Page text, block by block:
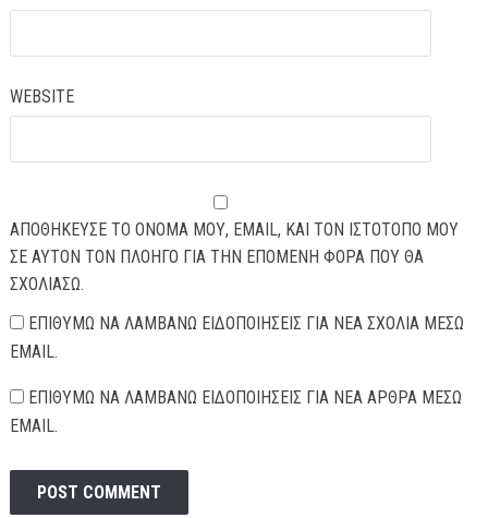
WEBSITE
ΑΠΟΘΉΚΕΥΣΕ ΤΟ ΌΝΟΜΆ ΜΟΥ, EMAIL, ΚΑΙ ΤΟΝ ΙΣΤΌΤΟΠΟ ΜΟΥ
ΣΕ ΑΥΤΌΝ ΤΟΝ ΠΛΟΗΓΌ ΓΙΑ ΤΗΝ ΕΠΌΜΕΝΗ ΦΟΡΆ ΠΟΥ ΘΑ
ΣΧΟΛΙΆΣΩ.
ΕΠΙΘΥΜΏ ΝΑ ΛΑΜΒΆΝΩ ΕΙΔΟΠΟΙΉΣΕΙΣ ΓΙΑ ΝΈΑ ΣΧΌΛΙΑ ΜΈΣΩ
EMAIL.
ΕΠΙΘΥΜΏ ΝΑ ΛΑΜΒΆΝΩ ΕΙΔΟΠΟΙΉΣΕΙΣ ΓΙΑ ΝΈΑ ΆΡΘΡΑ ΜΈΣΩ
EMAIL.